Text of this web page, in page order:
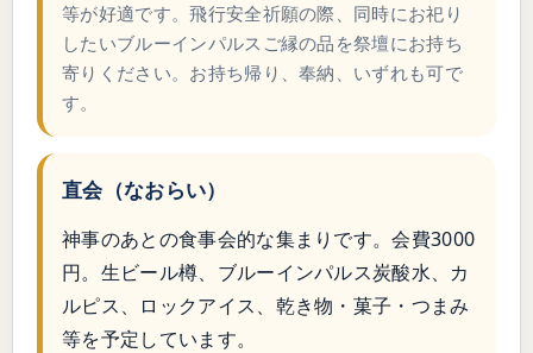
等が好適です。飛行安全祈願の際、同時にお祀り
したいブルーインパルスご縁の品を祭壇にお持ち
寄りください。お持ち帰り、奉納、いずれも可で
す。
直会（なおらい）
神事のあとの食事会的な集まりです。会費3000
円。生ビール樽、ブルーインパルス炭酸水、カ
ルピス、ロックアイス、乾き物・菓子・つまみ
等を予定しています。